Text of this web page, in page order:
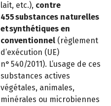
lait, etc.), contre
455 substances naturelles
et synthétiques en
conventionnel (règlement
d’exécution (UE)
n° 540/2011). L’usage de ces
substances actives
végétales, animales,
minérales ou microbiennes